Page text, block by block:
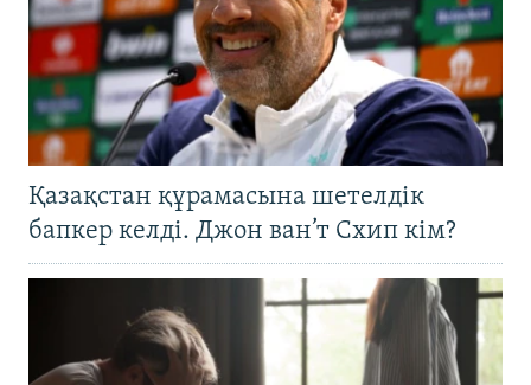
Қазақстан құрамасына шетелдік
бапкер келді. Джон ван’т Схип кім?